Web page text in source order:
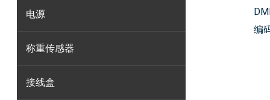
电源
称重传感器
接线盒
编